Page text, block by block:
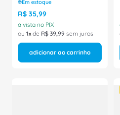
Em estoque
R$ 35,99
à vista no PIX
ou 1 de R$ 39,99 sem juros
adicionar ao carrinho